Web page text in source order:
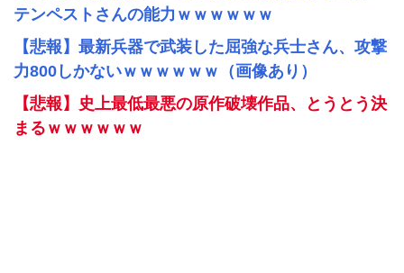
テンペストさんの能力ｗｗｗｗｗｗ
【悲報】最新兵器で武装した屈強な兵士さん、攻撃
力800しかないｗｗｗｗｗｗ（画像あり）
【悲報】史上最低最悪の原作破壊作品、とうとう決
まるｗｗｗｗｗｗ